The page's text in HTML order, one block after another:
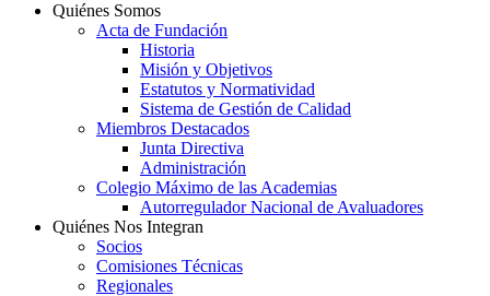
Quiénes Somos
Acta de Fundación
Historia
Misión y Objetivos
Estatutos y Normatividad
Sistema de Gestión de Calidad
Miembros Destacados
Junta Directiva
Administración
Colegio Máximo de las Academias
Autorregulador Nacional de Avaluadores
Quiénes Nos Integran
Socios
Comisiones Técnicas
Regionales